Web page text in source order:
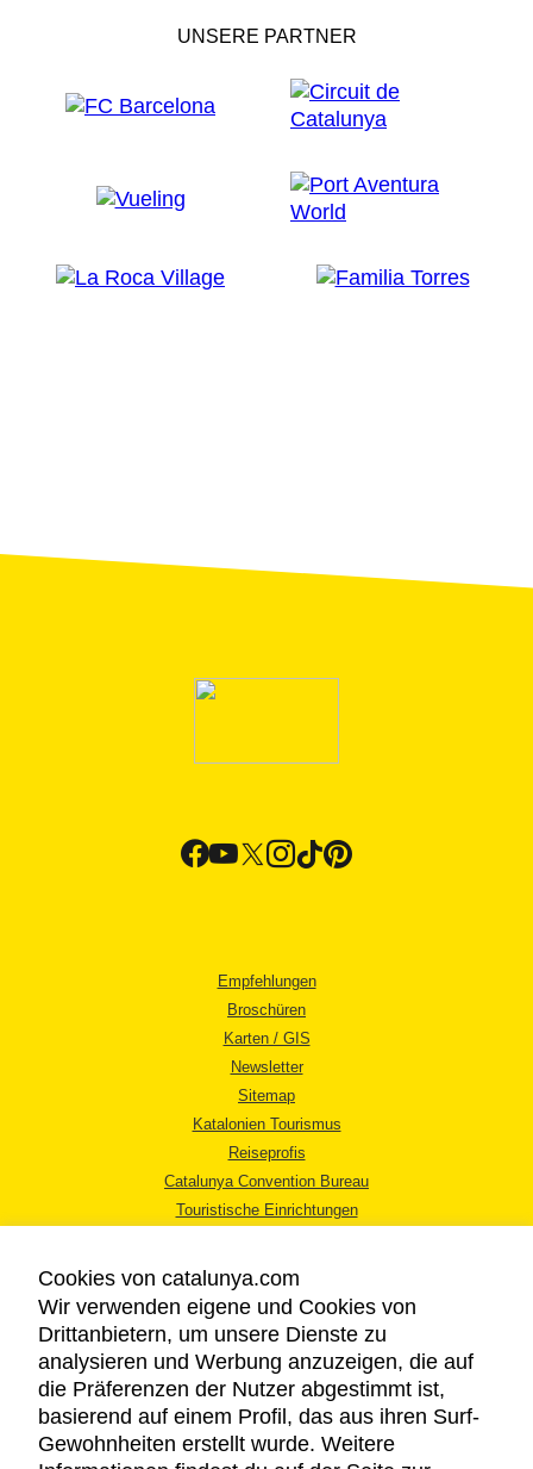
UNSERE PARTNER
Empfehlungen
Broschüren
Karten / GIS
Newsletter
Sitemap
Katalonien Tourismus
Reiseprofis
Catalunya Convention Bureau
Touristische Einrichtungen
RECHTLICHER HINWEIS
DATENSCHUTZICHTLINIE
COOKIES
Cookies von catalunya.com
Wir verwenden eigene und Cookies von
Drittanbietern, um unsere Dienste zu
analysieren und Werbung anzuzeigen, die auf
die Präferenzen der Nutzer abgestimmt ist,
basierend auf einem Profil, das aus ihren Surf-
Gewohnheiten erstellt wurde. Weitere